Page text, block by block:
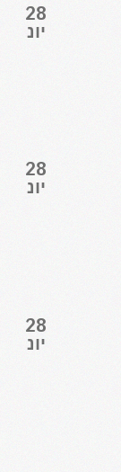
28
יונ
28
יונ
28
יונ